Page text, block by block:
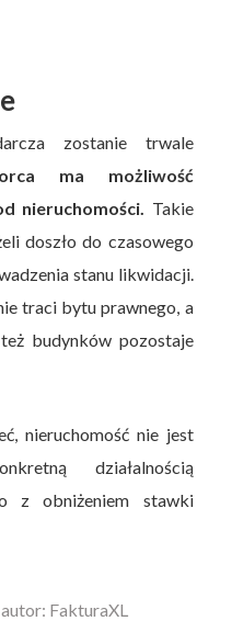
zostanie trwale
ma możliwość
nieruchomości.
Takie
doszło do czasowego
stanu likwidacji.
traci bytu prawnego, a
budynków pozostaje
nieruchomość nie jest
działalnością
z obniżeniem stawki
FakturaXL